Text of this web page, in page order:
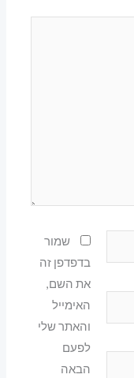
שמור
בדפדפן זה
את השם,
האימייל
והאתר שלי
לפעם
הבאה